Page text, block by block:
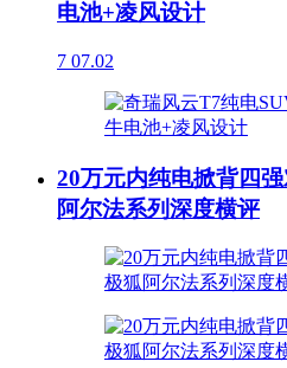
电池+凌风设计
7 07.02
20万元内纯电掀背四
阿尔法系列深度横评